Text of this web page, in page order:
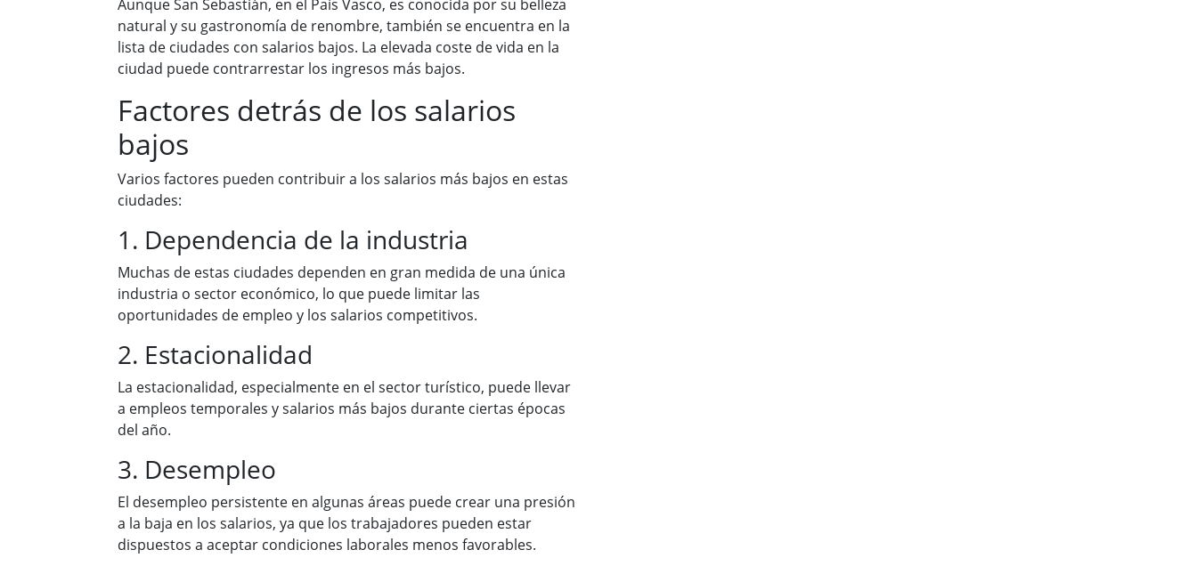
Aunque San Sebastián, en el País Vasco, es conocida por su belleza
natural y su gastronomía de renombre, también se encuentra en la
lista de ciudades con salarios bajos. La elevada coste de vida en la
ciudad puede contrarrestar los ingresos más bajos.
Factores detrás de los salarios
bajos
Varios factores pueden contribuir a los salarios más bajos en estas
ciudades:
1. Dependencia de la industria
Muchas de estas ciudades dependen en gran medida de una única
industria o sector económico, lo que puede limitar las
oportunidades de empleo y los salarios competitivos.
2. Estacionalidad
La estacionalidad, especialmente en el sector turístico, puede llevar
a empleos temporales y salarios más bajos durante ciertas épocas
del año.
3. Desempleo
El desempleo persistente en algunas áreas puede crear una presión
a la baja en los salarios, ya que los trabajadores pueden estar
dispuestos a aceptar condiciones laborales menos favorables.